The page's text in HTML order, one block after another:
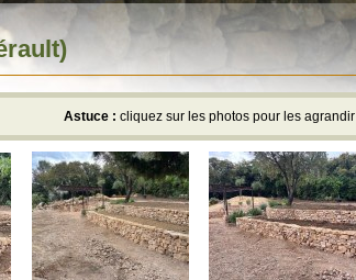
Astuce : cliquez sur les photos pour les agrandir